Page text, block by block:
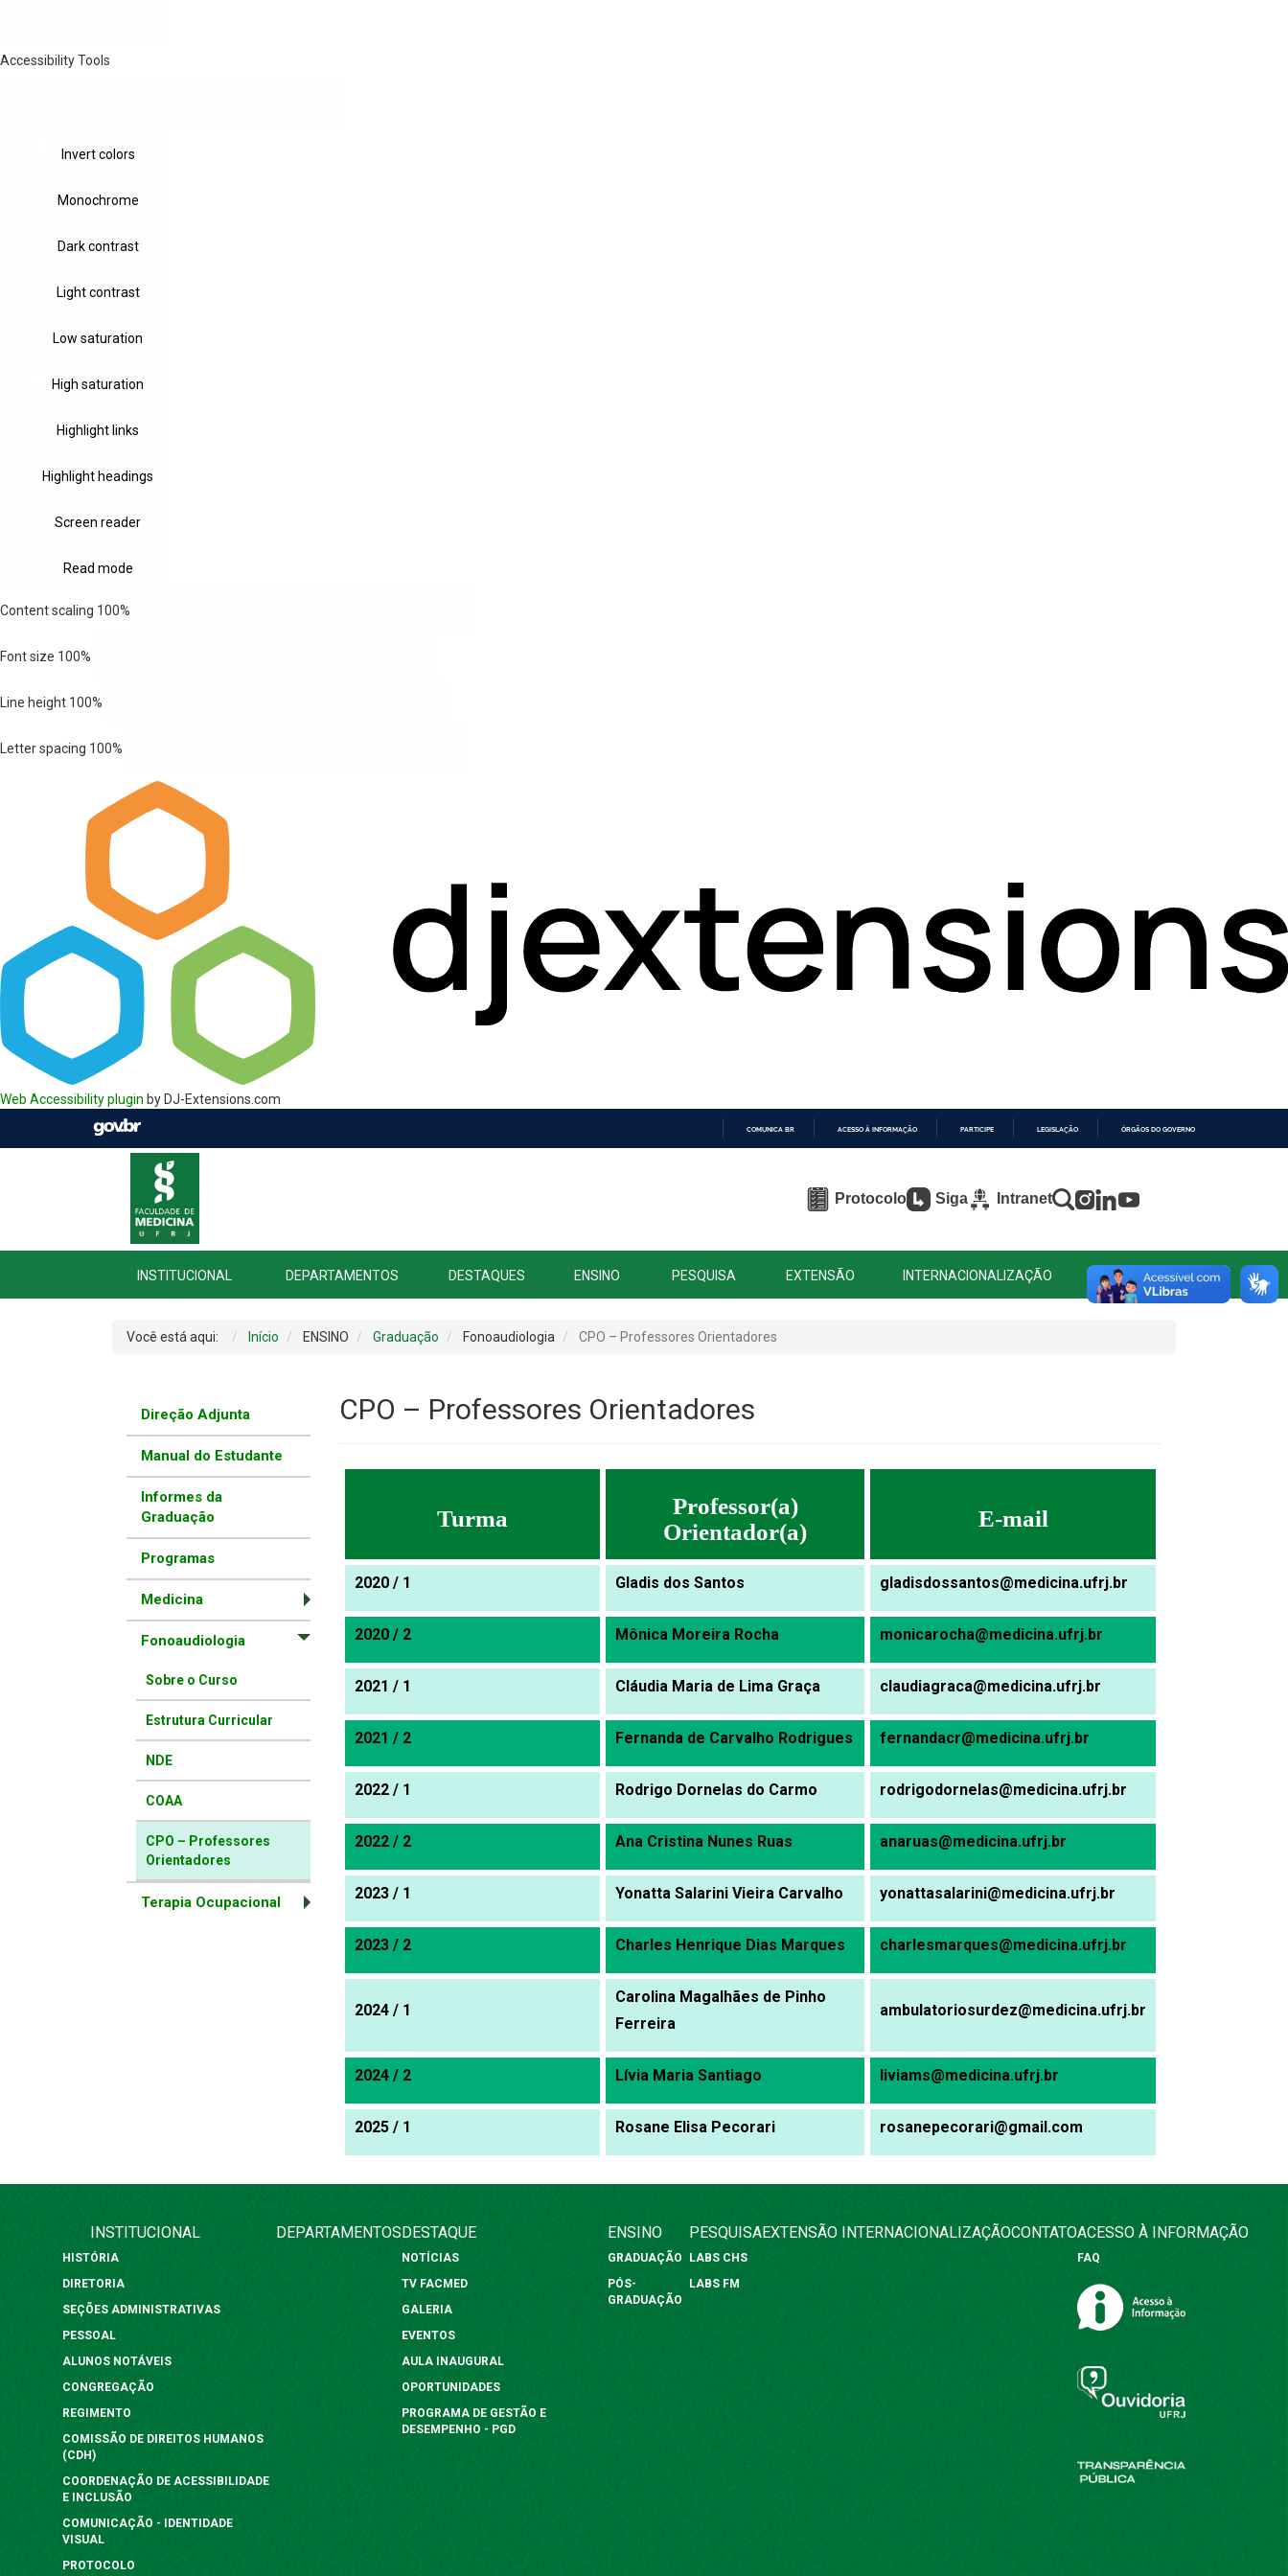
Accessibility Tools
Invert colors
Monochrome
Dark contrast
Light contrast
Low saturation
High saturation
Highlight links
Highlight headings
Screen reader
Read mode
Content scaling 100%
Font size 100%
Line height 100%
Letter spacing 100%
Web Accessibility plugin by DJ-Extensions.com
COMUNICA BR ACESSO À INFORMAÇÃO PARTICIPE LEGISLAÇÃO ÓRGÃOS DO GOVERNO
Protocolo Siga Intranet
INSTITUCIONAL DEPARTAMENTOS DESTAQUES ENSINO PESQUISA EXTENSÃO INTERNACIONALIZAÇÃO CONTATO
Você está aqui: Início ENSINO Graduação Fonoaudiologia CPO – Professores Orientadores
Direção Adjunta
Manual do Estudante
Informes da
Graduação
Programas
Medicina
Fonoaudiologia
Sobre o Curso
Estrutura Curricular
NDE
COAA
CPO – Professores
Orientadores
Terapia Ocupacional
CPO – Professores Orientadores
Turma
Professor(a)
Orientador(a)
E-mail
2020 / 1 Gladis dos Santos gladisdossantos@medicina.ufrj.br
2020 / 2 Mônica Moreira Rocha monicarocha@medicina.ufrj.br
2021 / 1 Cláudia Maria de Lima Graça claudiagraca@medicina.ufrj.br
2021 / 2 Fernanda de Carvalho Rodrigues fernandacr@medicina.ufrj.br
2022 / 1 Rodrigo Dornelas do Carmo rodrigodornelas@medicina.ufrj.br
2022 / 2 Ana Cristina Nunes Ruas anaruas@medicina.ufrj.br
2023 / 1 Yonatta Salarini Vieira Carvalho yonattasalarini@medicina.ufrj.br
2023 / 2 Charles Henrique Dias Marques charlesmarques@medicina.ufrj.br
2024 / 1
Carolina Magalhães de Pinho
Ferreira
ambulatoriosurdez@medicina.ufrj.br
2024 / 2 Lívia Maria Santiago liviams@medicina.ufrj.br
2025 / 1 Rosane Elisa Pecorari rosanepecorari@gmail.com
INSTITUCIONAL
HISTÓRIA
DIRETORIA
SEÇÕES ADMINISTRATIVAS
PESSOAL
ALUNOS NOTÁVEIS
CONGREGAÇÃO
REGIMENTO
COMISSÃO DE DIREITOS HUMANOS
(CDH)
COORDENAÇÃO DE ACESSIBILIDADE
E INCLUSÃO
COMUNICAÇÃO - IDENTIDADE
VISUAL
PROTOCOLO
DEPARTAMENTOSDESTAQUE
NOTÍCIAS
TV FACMED
GALERIA
EVENTOS
AULA INAUGURAL
OPORTUNIDADES
PROGRAMA DE GESTÃO E
DESEMPENHO - PGD
ENSINO
GRADUAÇÃO
PÓS-
GRADUAÇÃO
PESQUISA
LABS CHS
LABS FM
EXTENSÃO INTERNACIONALIZAÇÃOCONTATOACESSO À INFORMAÇÃO
FAQ